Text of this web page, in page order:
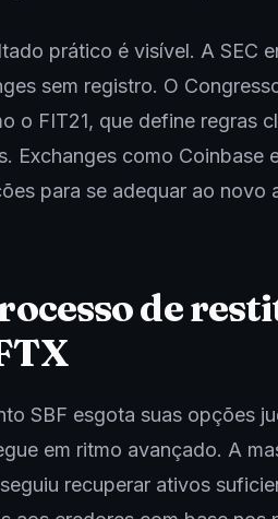
prático é visível. A SEC
sem registro. O
o FIT21, que define regras
Exchanges como Coinbase
para se adequar ao novo
de
SBF esgota suas opções
em ritmo avançado. A
recuperar ativos